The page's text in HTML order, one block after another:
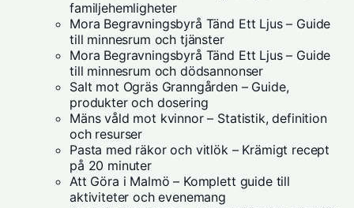
familjehemligheter
Mora Begravningsbyrå Tänd Ett Ljus – Guide
till minnesrum och tjänster
Mora Begravningsbyrå Tänd Ett Ljus – Guide
till minnesrum och dödsannonser
Salt mot Ogräs Granngården – Guide,
produkter och dosering
Mäns våld mot kvinnor – Statistik, definition
och resurser
Pasta med räkor och vitlök – Krämigt recept
på 20 minuter
Att Göra i Malmö – Komplett guide till
aktiviteter och evenemang